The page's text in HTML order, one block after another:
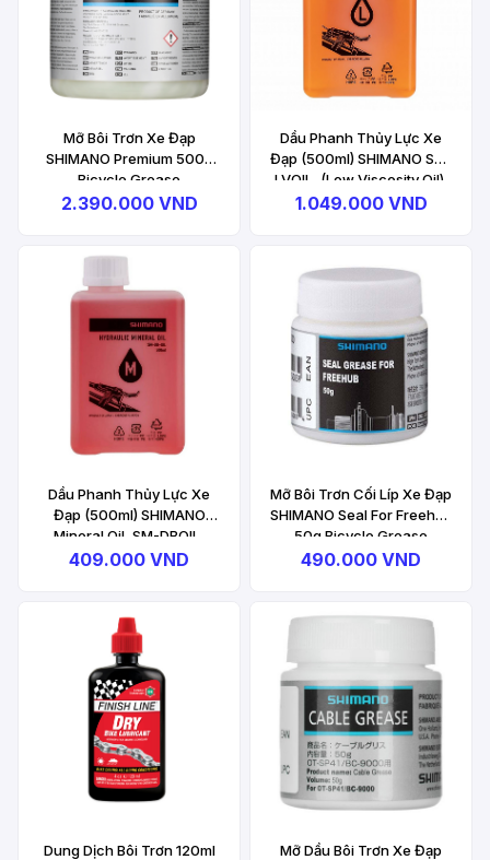
Mỡ Bôi Trơn Xe Đạp
SHIMANO Premium 500g
Bicycle Grease
2.390.000 VND
Dầu Phanh Thủy Lực Xe
Đạp (500ml) SHIMANO SM-
LVOIL, (Low Viscosity Oil),
Disc Brake Oil
1.049.000 VND
Dầu Phanh Thủy Lực Xe
Đạp (500ml) SHIMANO
Mineral Oil, SM-DBOIL,
Bulk, Disc Brake Oil
409.000 VND
Mỡ Bôi Trơn Cối Líp Xe Đạp
SHIMANO Seal For Freehub
50g Bicycle Grease
Freehub
490.000 VND
Dung Dịch Bôi Trơn 120ml
Mỡ Dầu Bôi Trơn Xe Đạp